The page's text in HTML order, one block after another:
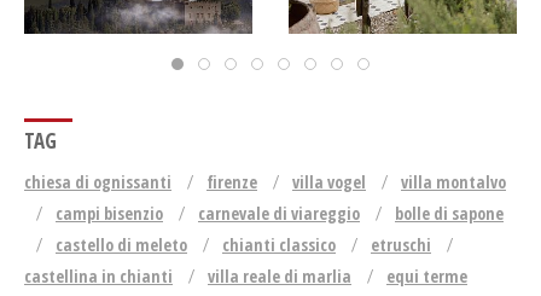
TAG
chiesa di ognissanti firenze villa vogel
villa montalvo
campi bisenzio
carnevale di viareggio
bolle di sapone
castello di meleto
chianti classico
etruschi
castellina in chianti
villa reale di marlia equi terme